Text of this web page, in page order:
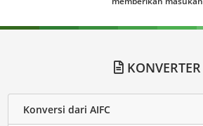
KONVERTER
Konversi dari AIFC